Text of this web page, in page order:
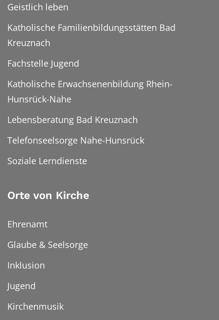
Geistlich leben
Katholische Familienbildungsstätten Bad
Kreuznach
Fachstelle Jugend
Katholische Erwachsenenbildung Rhein-
Hunsrück-Nahe
Lebensberatung Bad Kreuznach
Telefonseelsorge Nahe-Hunsrück
Soziale Lerndienste
Orte von Kirche
Ehrenamt
Glaube & Seelsorge
Inklusion
Jugend
Kirchenmusik